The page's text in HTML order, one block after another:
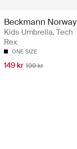
Beckmann Norway
Kids Umbrella, Tech
Rex
ONE SIZE
149 kr 199 kr